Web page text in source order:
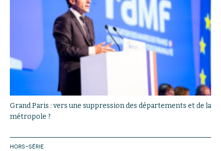
Grand Paris : vers une suppression des départements et de la
métropole ?
HORS-SÉRIE